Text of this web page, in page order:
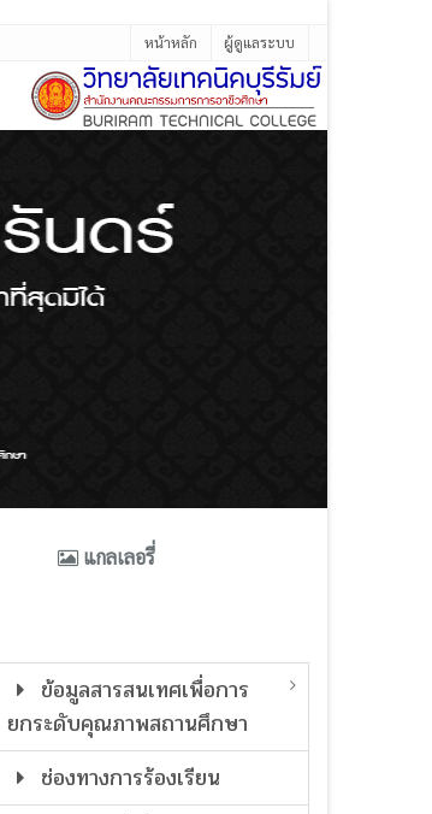
หน้าหลัก ผู้ดูแลระบบ
แกลเลอรี่
ข้อมูลสารสนเทศเพื่อการ
ยกระดับคุณภาพสถานศึกษา
ช่องทางการร้องเรียน